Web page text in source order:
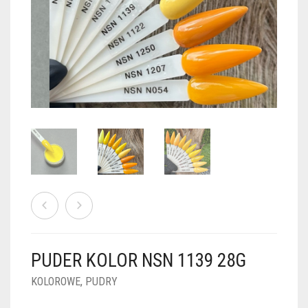
PUDRY BROKATOWE
PUDRY Z DROBINKAMI
PUDRY KOLOR PUR
PUDRY BUDUJĄCE
PUDRY DO FRENCH
PUDRY GALAXY
PUDRY SPARKLE
PUDRY TERMICZNE
PUDRY ŚWIECĄCE
FOIL DIP
PUDER KOLOR NSN 1139 28G
KOLOROWE, PUDRY